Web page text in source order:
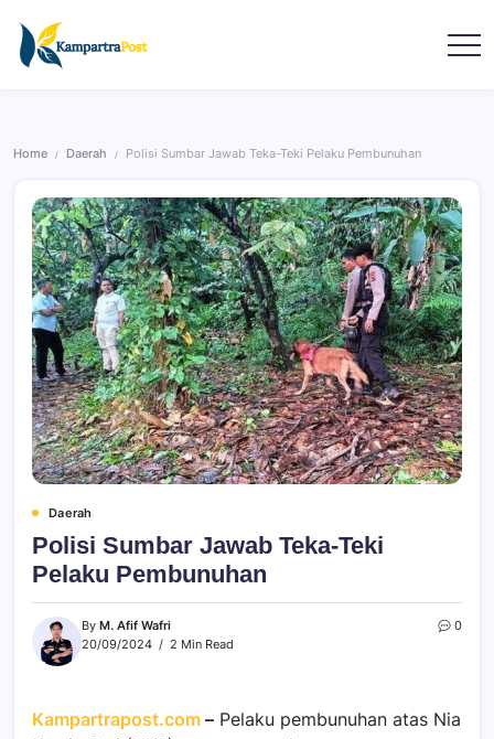
Home / Daerah / Polisi Sumbar Jawab Teka-Teki Pelaku Pembunuhan
Daerah
Polisi Sumbar Jawab Teka-Teki
Pelaku Pembunuhan
By M. Afif Wafri
20/09/2024
2 Min Read
0
Kampartrapost.com – Pelaku pembunuhan atas Nia